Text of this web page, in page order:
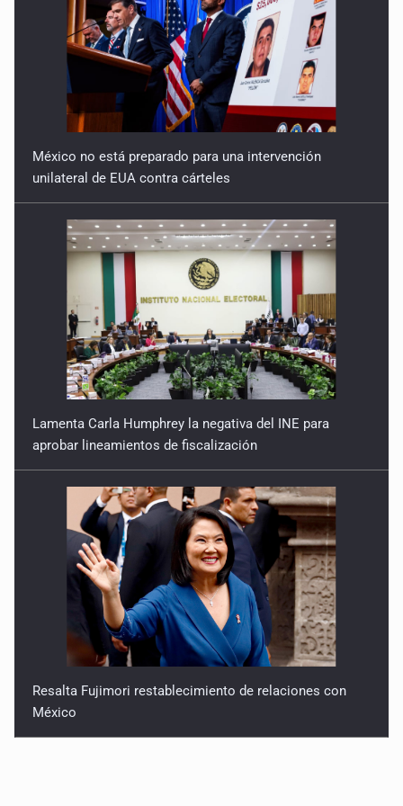
México no está preparado para una intervención
unilateral de EUA contra cárteles
Lamenta Carla Humphrey la negativa del INE para
aprobar lineamientos de fiscalización
Resalta Fujimori restablecimiento de relaciones con
México